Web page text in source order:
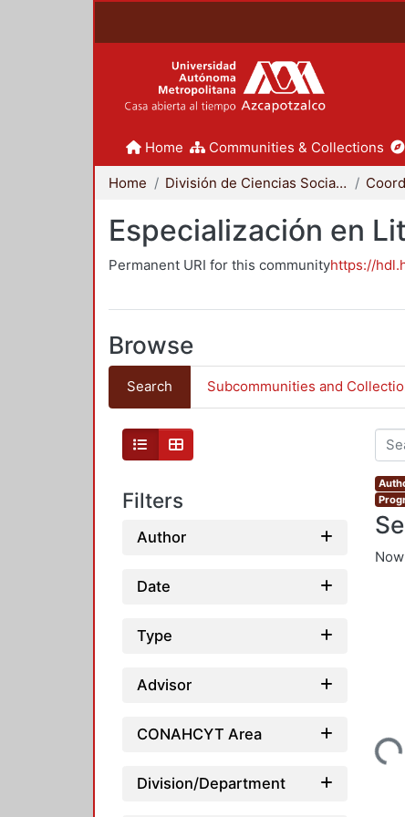
Home Communities & Collections
Home División de Ciencias Sociales y Humanidades
Especialización en
Permanent URI for this communityhttps://
Browse
Search Subcommunities and
Filters
Author
Date
Type
Advisor
CONAHCYT Area
Division/Department
Loading...